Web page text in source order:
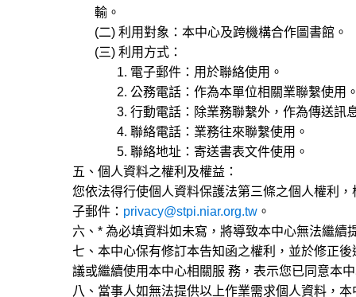
輸。
(二) 利用對象：本中心及跨機構合作圖書館。
(三) 利用方式：
1. 電子郵件：用於聯絡使用。
2. 公務電話：作為本單位相關業聯繫使用
3. 行動電話：除業務聯繫外，作為傳送訊
4. 聯絡電話：業務往來聯繫使用。
5. 聯絡地址：寄送書表文件使用。
五、個人資料之權利及權益：
您依法得行使個人資料保護法第三條之個人權利
子郵件： privacy@stpi.niar.org.tw 。
六、* 為必填資料如未寫，將導致本中心無法繼續
七、本中心保有修訂本告知函之權利，並於修正
議或繼續使用本中心相關服 務，表示您已同意本
八、當事人如無法提供以上作業需求個人資料，